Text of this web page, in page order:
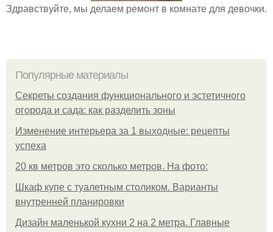
Здравствуйте, мы делаем ремонт в комнате для девочки.
Популярные материалы
Секреты создания функционального и эстетичного
огорода и сада: как разделить зоны
Изменение интерьера за 1 выходные: рецепты
успеха
20 кв метров это сколько метров. На фото:
Шкаф купе с туалетным столиком. Варианты
внутренней планировки
Дизайн маленькой кухни 2 на 2 метра. Главные